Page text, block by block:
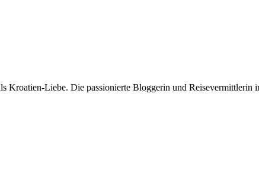
Kroatien-Liebe. Die passionierte Bloggerin und Reisevermittlerin